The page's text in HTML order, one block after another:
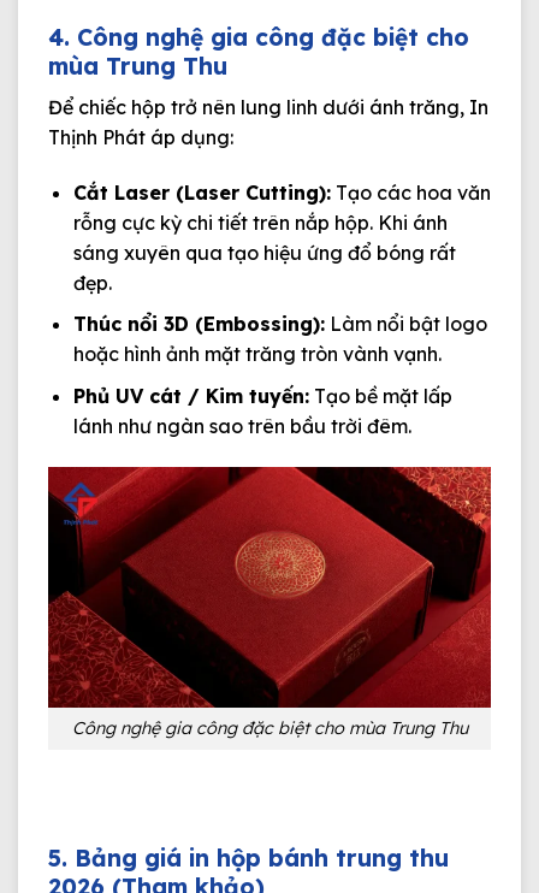
4. Công nghệ gia công đặc biệt cho
mùa Trung Thu
Để chiếc hộp trở nên lung linh dưới ánh trăng, In
Thịnh Phát áp dụng:
Cắt Laser (Laser Cutting):Tạo các hoa văn
rỗng cực kỳ chi tiết trên nắp hộp. Khi ánh
sáng xuyên qua tạo hiệu ứng đổ bóng rất
đẹp.
Thúc nổi 3D (Embossing):Làm nổi bật logo
hoặc hình ảnh mặt trăng tròn vành vạnh.
Phủ UV cát / Kim tuyến:Tạo bề mặt lấp
lánh như ngàn sao trên bầu trời đêm.
Công nghệ gia công đặc biệt cho mùa Trung Thu
5. Bảng giá in hộp bánh trung thu
2026 (Tham khảo)